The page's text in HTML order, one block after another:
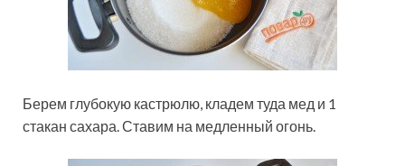
Берем глубокую кастрюлю, кладем туда мед и 1
стакан сахара. Ставим на медленный огонь.